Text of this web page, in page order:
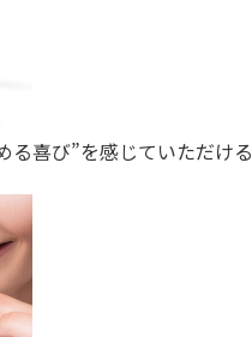
る喜び”を感じていただける